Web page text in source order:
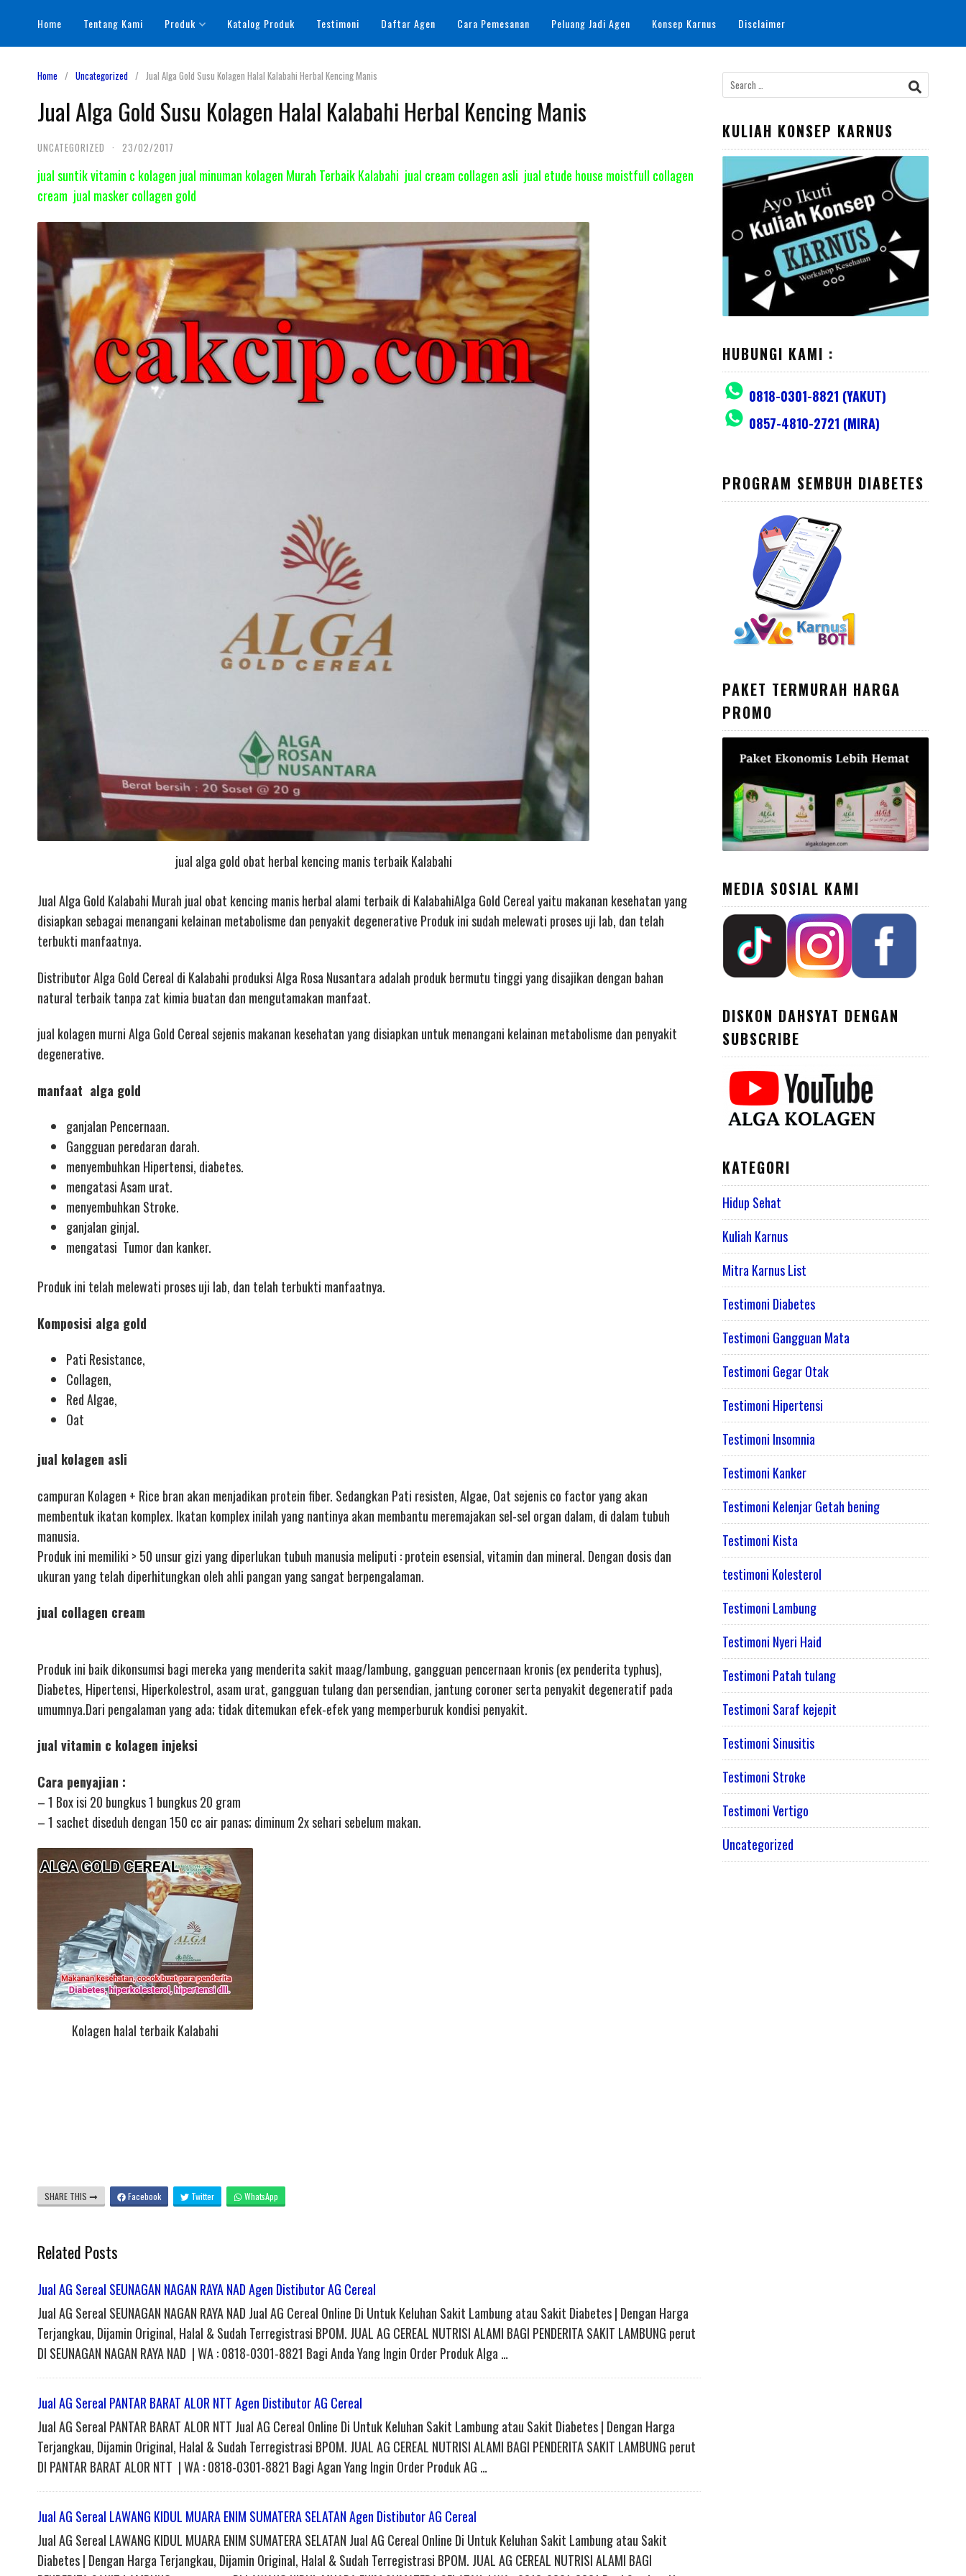
content
Home Tentang Kami Produk Katalog Produk Testimoni Daftar Agen Cara Pemesanan Peluang Jadi Agen Konsep Karnus Disclaimer
Home Uncategorized Jual Alga Gold Susu Kolagen Halal Kalabahi Herbal Kencing Manis
Jual Alga Gold Susu Kolagen Halal Kalabahi Herbal Kencing Manis
UNCATEGORIZED · 23/02/2017
jual suntik vitamin c kolagen jual minuman kolagen Murah Terbaik Kalabahi jual cream collagen asli jual etude house moistfull collagen
cream jual masker collagen gold
jual alga gold obat herbal kencing manis terbaik Kalabahi
Jual Alga Gold Kalabahi Murah jual obat kencing manis herbal alami terbaik di KalabahiAlga Gold Cereal yaitu makanan kesehatan yang
disiapkan sebagai menangani kelainan metabolisme dan penyakit degenerative Produk ini sudah melewati proses uji lab, dan telah
terbukti manfaatnya.
Distributor Alga Gold Cereal di Kalabahi produksi Alga Rosa Nusantara adalah produk bermutu tinggi yang disajikan dengan bahan
natural terbaik tanpa zat kimia buatan dan mengutamakan manfaat.
jual kolagen murniAlga Gold Cereal sejenis makanan kesehatan yang disiapkan untuk menangani kelainan metabolisme dan penyakit
degenerative.
manfaat alga gold
ganjalan Pencernaan.
Gangguan peredaran darah.
menyembuhkan Hipertensi, diabetes.
mengatasi Asam urat.
menyembuhkan Stroke.
ganjalan ginjal.
mengatasi Tumor dan kanker.
Produk ini telah melewati proses uji lab, dan telah terbukti manfaatnya.
Komposisi alga gold
Pati Resistance,
Collagen,
Red Algae,
Oat
jual kolagen asli
campuran Kolagen + Rice bran akan menjadikan protein fiber. Sedangkan Pati resisten, Algae, Oat sejenis co factor yang akan
membentuk ikatan komplex. Ikatan komplex inilah yang nantinya akan membantu meremajakan sel-sel organ dalam, di dalam tubuh
manusia.
Produk ini memiliki > 50 unsur gizi yang diperlukan tubuh manusia meliputi : protein esensial, vitamin dan mineral. Dengan dosis dan
ukuran yang telah diperhitungkan oleh ahli pangan yang sangat berpengalaman.
jual collagen cream
Produk ini baik dikonsumsi bagi mereka yang menderita sakit maag/lambung, gangguan pencernaan kronis (ex penderita typhus),
Diabetes, Hipertensi, Hiperkolestrol, asam urat, gangguan tulang dan persendian, jantung coroner serta penyakit degeneratif pada
umumnya.Dari pengalaman yang ada; tidak ditemukan efek-efek yang memperburuk kondisi penyakit.
jual vitamin c kolagen injeksi
Cara penyajian :
– 1 Box isi 20 bungkus 1 bungkus 20 gram
– 1 sachet diseduh dengan 150 cc air panas; diminum 2x sehari sebelum makan.
Kolagen halal terbaik Kalabahi
SHARE THIS Facebook Twitter WhatsApp
Related Posts
Jual AG Sereal SEUNAGAN NAGAN RAYA NAD Agen Distibutor AG Cereal
Jual AG Sereal SEUNAGAN NAGAN RAYA NAD Jual AG Cereal Online Di Untuk Keluhan Sakit Lambung atau Sakit Diabetes | Dengan Harga
Terjangkau, Dijamin Original, Halal & Sudah Terregistrasi BPOM. JUAL AG CEREAL NUTRISI ALAMI BAGI PENDERITA SAKIT LAMBUNG perut
DI SEUNAGAN NAGAN RAYA NAD | WA : 0818-0301-8821 Bagi Anda Yang Ingin Order Produk Alga …
Jual AG Sereal PANTAR BARAT ALOR NTT Agen Distibutor AG Cereal
Jual AG Sereal PANTAR BARAT ALOR NTT Jual AG Cereal Online Di Untuk Keluhan Sakit Lambung atau Sakit Diabetes | Dengan Harga
Terjangkau, Dijamin Original, Halal & Sudah Terregistrasi BPOM. JUAL AG CEREAL NUTRISI ALAMI BAGI PENDERITA SAKIT LAMBUNG perut
DI PANTAR BARAT ALOR NTT | WA : 0818-0301-8821 Bagi Agan Yang Ingin Order Produk AG …
Jual AG Sereal LAWANG KIDUL MUARA ENIM SUMATERA SELATAN Agen Distibutor AG Cereal
Jual AG Sereal LAWANG KIDUL MUARA ENIM SUMATERA SELATAN Jual AG Cereal Online Di Untuk Keluhan Sakit Lambung atau Sakit
Diabetes | Dengan Harga Terjangkau, Dijamin Original, Halal & Sudah Terregistrasi BPOM. JUAL AG CEREAL NUTRISI ALAMI BAGI
Search
for:
KULIAH KONSEP KARNUS
HUBUNGI KAMI :
0818-0301-8821 (YAKUT)
0857-4810-2721 (MIRA)
PROGRAM SEMBUH DIABETES
PAKET TERMURAH HARGA
PROMO
MEDIA SOSIAL KAMI
DISKON DAHSYAT DENGAN
SUBSCRIBE
KATEGORI
Hidup Sehat
Kuliah Karnus
Mitra Karnus List
Testimoni Diabetes
Testimoni Gangguan Mata
Testimoni Gegar Otak
Testimoni Hipertensi
Testimoni Insomnia
Testimoni Kanker
Testimoni Kelenjar Getah bening
Testimoni Kista
testimoni Kolesterol
Testimoni Lambung
Testimoni Nyeri Haid
Testimoni Patah tulang
Testimoni Saraf kejepit
Testimoni Sinusitis
Testimoni Stroke
Testimoni Vertigo
Uncategorized